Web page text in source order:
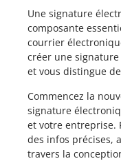
Une signature
composante
courrier
créer une
et vous distingue
Commencez la
signature
et votre entreprise.
des infos précises,
travers la